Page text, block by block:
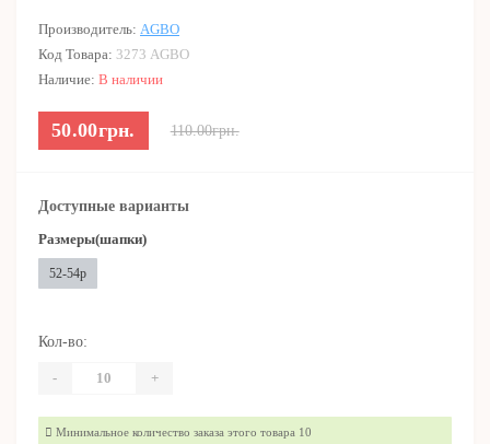
Производитель: AGBO
Код Товара: 3273 AGBO
Наличие: В наличии
50.00грн. 110.00грн.
Доступные варианты
Размеры(шапки)
52-54р
Кол-во:
- +
Минимальное количество заказа этого товара 10